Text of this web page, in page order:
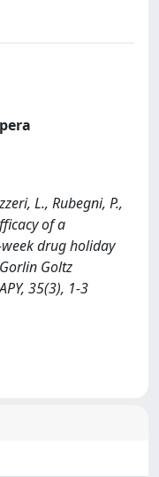
L., Rubegni, P.,
of a
drug holiday
Goltz
35(3), 1-3